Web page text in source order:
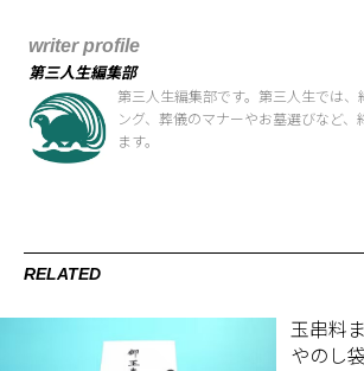
writer profile
第三人生編集部
第三人生編集部です。第三人生では、
ング、葬儀のマナーやお墓選びなど、
ます。
RELATED
玉串料
やのし